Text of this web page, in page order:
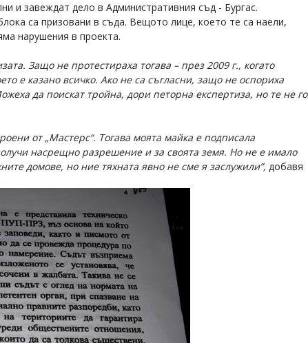
и завеждат дело в Административния съд - Бургас.
са призовани в съда. Вещото лице, което те са наели,
нарушения в проекта.
Защо не протестираха тогава – през 2009 г., когато
е казано всичко. Ако не са съгласни, защо не оспориха
да поискат тройна, дори петорна експертиза, но те не го
от „Мастерс“. Тогава моята майка е подписала
насрещно разрешение и за своята земя. Но не е имало
домове, но ние тяхната явно не сме я заслужили”, добавя